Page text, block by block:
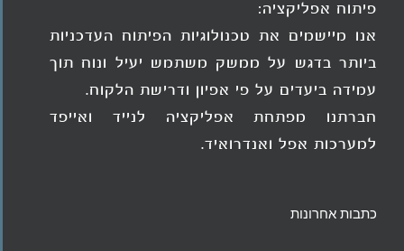
פיתוח אפליקציה:
אנו מיישמים את טכנולוגיות הפיתוח העדכניות
ביותר בדגש על ממשק משתמש יעיל ונוח תוך
עמידה ביעדים על פי אפיון ודרישת הלקוח.
חברתנו מפתחת אפליקציה לנייד ואייפד
למערכות אפל ואנדרואיד.
כתבות אחרונות